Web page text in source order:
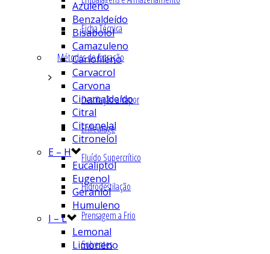
Ficha Técnica
Métodos de Extração
Destilação a Vapor
Enfleurage
Fluído Supercrítico
Hidrodestilação
Prensagem a Frio
Solventes
Azuleno
Benzaldeído
Bisabolol
Camazuleno
Cariofileno
Carvacrol
Carvona
Cinamaldeído
Citral
Citronelal
Citronelol
E – H
Eucaliptol
Eugenol
Geraniol
Humuleno
I – L
Lemonal
Limoneno